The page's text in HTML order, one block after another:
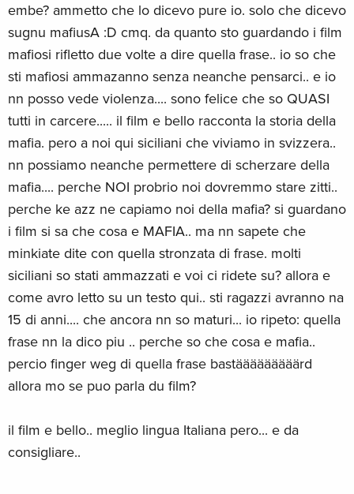
Limited Edition, Steelbook, 5 DVDs
Italian
Sold out
Special Edition, 5 DVDs — (selected)
Italian
Sold out
Standard edition
Italian
Sold out
Standard edition
Sold out
il disco 5 extra features comprende: la famiglia: il making of
di 70 min. con i retroscena sulla lavorazione del film, con
l'inclusione di interviste al cast e alla troupe e dei provini
degli attori. scene inedite: 57 min. di scene che non furono
incluse nel montaggio originale del film e che, disposte in
ordine cronologico, rappresentano l'ascesa dei Corleone a
partire dal 1984. dal libro al film: gli appunti di francis ford
coppola. le ambientazioni della saga del padrino - dietro le
quinte 1971 - la fotografia - le musiche del il padrino - coppola
e puzo: la sceneggiatura - storyboard del il padrino parte 2 e
storyboard animati de il padrino
parte 3 - l'albergo genealogico della famiglia corleone - le
cerimonie di consegna dei premi oscar - galleria fotografica -
trailers - biografie della troupe e dei produttori.
embe? ammetto che lo dicevo pure io. solo che dicevo
sugnu mafiusA :D cmq. da quanto sto guardando i film
mafiosi rifletto due volte a dire quella frase.. io so che
sti mafiosi ammazanno senza neanche pensarci.. e io
nn posso vede violenza.... sono felice che so QUASI
tutti in carcere..... il film e bello racconta la storia della
mafia. pero a noi qui siciliani che viviamo in svizzera..
nn possiamo neanche permettere di scherzare della
mafia.... perche NOI probrio noi dovremmo stare zitti..
perche ke azz ne capiamo noi della mafia? si guardano
i film si sa che cosa e MAFIA.. ma nn sapete che
minkiate dite con quella stronzata di frase. molti
siciliani so stati ammazzati e voi ci ridete su? allora e
come avro letto su un testo qui.. sti ragazzi avranno na
15 di anni.... che ancora nn so maturi... io ripeto: quella
frase nn la dico piu .. perche so che cosa e mafia..
percio finger weg di quella frase bastääääääääärd
allora mo se puo parla du film?
il film e bello.. meglio lingua Italiana pero... e da
consigliare..